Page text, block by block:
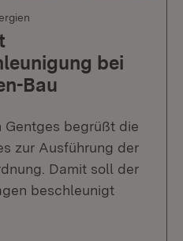
bei
Bau
Gentges begrüßt die
zur Ausführung der
Damit soll der
beschleunigt